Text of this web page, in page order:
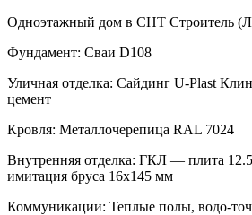
Одноэтажный дом в СНТ Строитель
Фундамент: Сваи D108
Уличная отделка: Сайдинг U-Plast
цемент
Кровля: Металлочерепица RAL 7024
Внутренняя отделка: ГКЛ — плита
имитация бруса 16х145 мм
Коммуникации: Теплые полы, водо-